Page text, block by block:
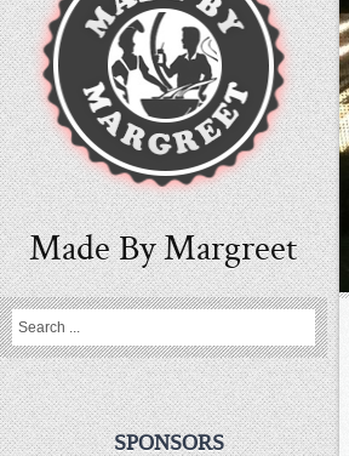
Made By Margreet
SPONSORS